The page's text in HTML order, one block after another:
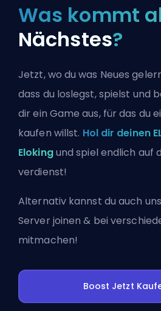
Was kommt
Nächstes?
Jetzt, wo du was Neues
dass du loslegst, spielst und
dir ein Game aus, für das du
kaufen willst. Hol dir deinen
Elokingund spiel endlich auf
verdienst!
Alternativ kannst du auch
Server joinen & bei
mitmachen!
Boost Jetzt